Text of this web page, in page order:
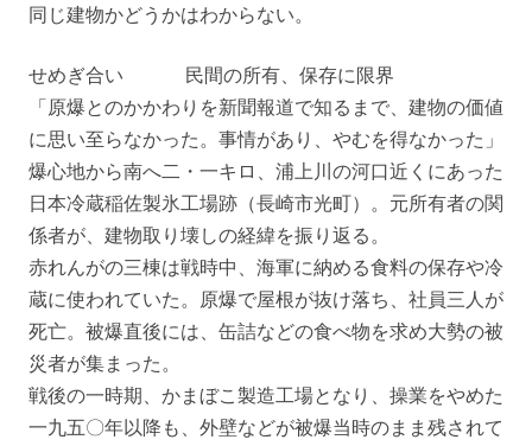
同じ建物かどうかはわからない。
せめぎ合い 民間の所有、保存に限界
「原爆とのかかわりを新聞報道で知るまで、建物の価値
に思い至らなかった。事情があり、やむを得なかった」
爆心地から南へ二・一キロ、浦上川の河口近くにあった
日本冷蔵稲佐製氷工場跡（長崎市光町）。元所有者の関
係者が、建物取り壊しの経緯を振り返る。
赤れんがの三棟は戦時中、海軍に納める食料の保存や冷
蔵に使われていた。原爆で屋根が抜け落ち、社員三人が
死亡。被爆直後には、缶詰などの食べ物を求め大勢の被
災者が集まった。
戦後の一時期、かまぼこ製造工場となり、操業をやめた
一九五〇年以降も、外壁などが被爆当時のまま残されて